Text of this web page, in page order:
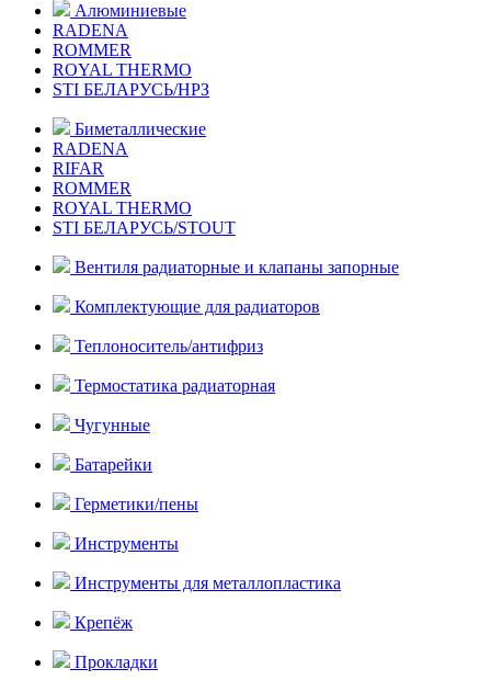
Алюминиевые
RADENA
ROMMER
ROYAL THERMO
STI БЕЛАРУСЬ/НРЗ
Биметаллические
RADENA
RIFAR
ROMMER
ROYAL THERMO
STI БЕЛАРУСЬ/STOUT
Вентиля радиаторные и клапаны запорные
Комплектующие для радиаторов
Теплоноситель/антифриз
Термостатика радиаторная
Чугунные
Батарейки
Герметики/пены
Инструменты
Инструменты для металлопластика
Крепёж
Прокладки